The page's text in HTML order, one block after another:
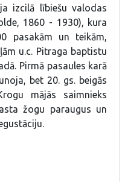
izcilā lībiešu valodas
1860 - 1930), kura
pasakām un teikām,
u.c. Pitraga baptistu
Pirmā pasaules karā
bet 20. gs. beigās
mājās saimnieks
žogu paraugus un